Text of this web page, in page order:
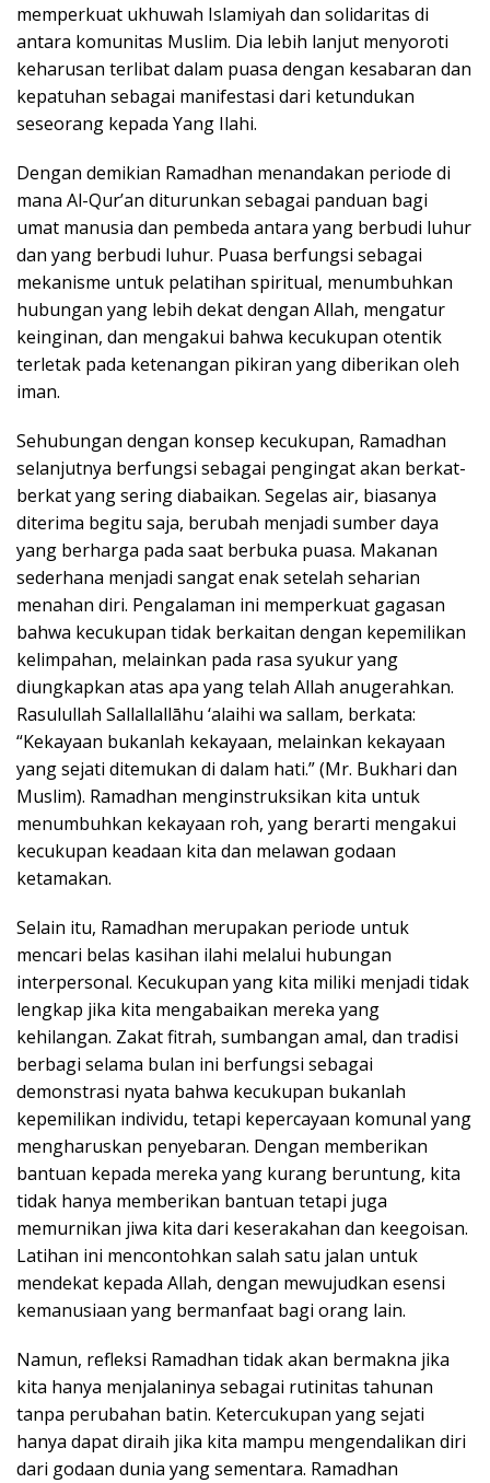
memperkuat ukhuwah Islamiyah dan solidaritas di
antara komunitas Muslim. Dia lebih lanjut menyoroti
keharusan terlibat dalam puasa dengan kesabaran dan
kepatuhan sebagai manifestasi dari ketundukan
seseorang kepada Yang Ilahi.
Dengan demikian Ramadhan menandakan periode di
mana Al-Qur’an diturunkan sebagai panduan bagi
umat manusia dan pembeda antara yang berbudi luhur
dan yang berbudi luhur. Puasa berfungsi sebagai
mekanisme untuk pelatihan spiritual, menumbuhkan
hubungan yang lebih dekat dengan Allah, mengatur
keinginan, dan mengakui bahwa kecukupan otentik
terletak pada ketenangan pikiran yang diberikan oleh
iman.
Sehubungan dengan konsep kecukupan, Ramadhan
selanjutnya berfungsi sebagai pengingat akan berkat-
berkat yang sering diabaikan. Segelas air, biasanya
diterima begitu saja, berubah menjadi sumber daya
yang berharga pada saat berbuka puasa. Makanan
sederhana menjadi sangat enak setelah seharian
menahan diri. Pengalaman ini memperkuat gagasan
bahwa kecukupan tidak berkaitan dengan kepemilikan
kelimpahan, melainkan pada rasa syukur yang
diungkapkan atas apa yang telah Allah anugerahkan.
Rasulullah Sallallallāhu ‘alaihi wa sallam, berkata:
“Kekayaan bukanlah kekayaan, melainkan kekayaan
yang sejati ditemukan di dalam hati.” (Mr. Bukhari dan
Muslim). Ramadhan menginstruksikan kita untuk
menumbuhkan kekayaan roh, yang berarti mengakui
kecukupan keadaan kita dan melawan godaan
ketamakan.
Selain itu, Ramadhan merupakan periode untuk
mencari belas kasihan ilahi melalui hubungan
interpersonal. Kecukupan yang kita miliki menjadi tidak
lengkap jika kita mengabaikan mereka yang
kehilangan. Zakat fitrah, sumbangan amal, dan tradisi
berbagi selama bulan ini berfungsi sebagai
demonstrasi nyata bahwa kecukupan bukanlah
kepemilikan individu, tetapi kepercayaan komunal yang
mengharuskan penyebaran. Dengan memberikan
bantuan kepada mereka yang kurang beruntung, kita
tidak hanya memberikan bantuan tetapi juga
memurnikan jiwa kita dari keserakahan dan keegoisan.
Latihan ini mencontohkan salah satu jalan untuk
mendekat kepada Allah, dengan mewujudkan esensi
kemanusiaan yang bermanfaat bagi orang lain.
Namun, refleksi Ramadhan tidak akan bermakna jika
kita hanya menjalaninya sebagai rutinitas tahunan
tanpa perubahan batin. Ketercukupan yang sejati
hanya dapat diraih jika kita mampu mengendalikan diri
dari godaan dunia yang sementara. Ramadhan